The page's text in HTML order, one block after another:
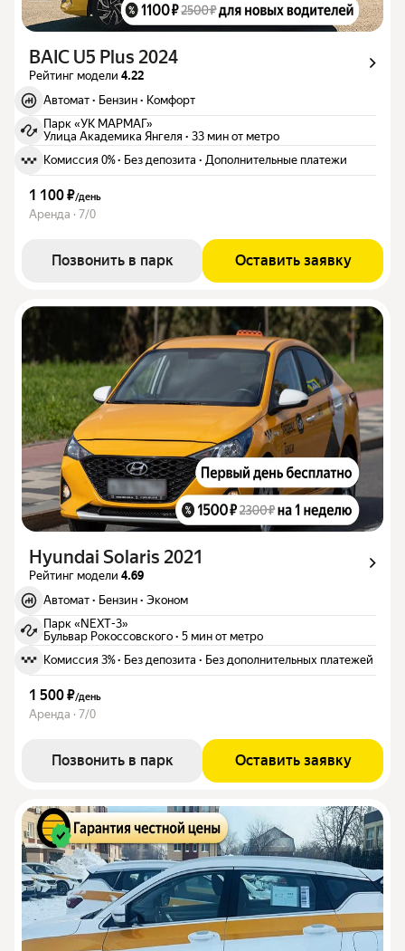
BAIC U5 Plus 2024
Рейтинг модели 4.22
Автомат · Бензин · Комфорт
Парк «УК МАРМАГ»
Улица Академика Янгеля · 33 мин от метро
Комиссия 0%· Без депозита · Дополнительные платежи
1 100 ₽/день
Аренда · 7/0
Позвонить в парк Оставить заявку
Hyundai Solaris 2021
Рейтинг модели 4.69
Автомат · Бензин · Эконом
Парк «NEXT-3»
Бульвар Рокоссовского · 5 мин от метро
Комиссия 3%· Без депозита · Без дополнительных платежей
1 500 ₽/день
Аренда · 7/0
Позвонить в парк Оставить заявку